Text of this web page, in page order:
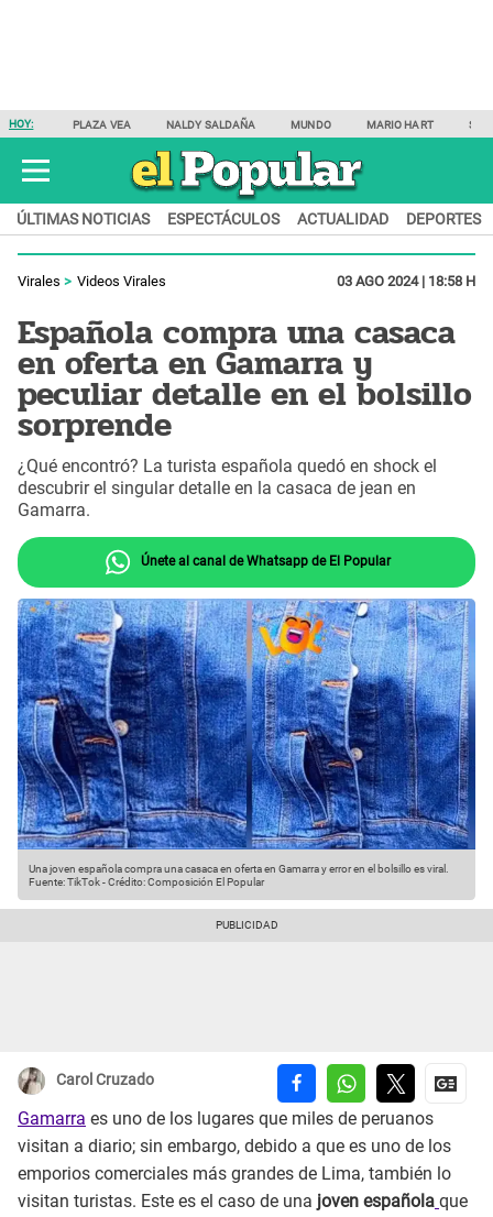
HOY: PLAZA VEA NALDY SALDAÑA MUNDO MARIO HART
ÚLTIMAS NOTICIAS ESPECTÁCULOS ACTUALIDAD DEPORTES
Virales Videos Virales 03 AGO 2024 | 18:58 H
Española compra una casaca
en oferta en Gamarra y
peculiar detalle en el bolsillo
sorprende
¿Qué encontró? La turista española quedó en shock el
descubrir el singular detalle en la casaca de jean en
Gamarra.
Únete al canal de Whatsapp de El Popular
Una joven española compra una casaca en oferta en Gamarra y error en el bolsillo es viral.
Fuente: TikTok-Crédito: Composición El Popular
Carol Cruzado
Gamarra es uno de los lugares que miles de peruanos
visitan a diario; sin embargo, debido a que es uno de los
emporios comerciales más grandes de Lima, también lo
visitan turistas. Este es el caso de una joven española que